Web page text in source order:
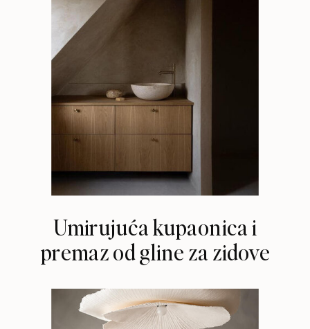
Umirujuća kupaonica i
premaz od gline za zidove